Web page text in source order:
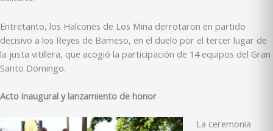
Entretanto, los Halcones de Los Mina derrotaron en partido
decisivo a los Reyes de Bameso, en el duelo por el tercer lugar de
la justa vitillera, que acogió la participación de 14 equipos del Gran
Santo Domingo.
Acto inaugural y lanzamiento de honor
La ceremonia